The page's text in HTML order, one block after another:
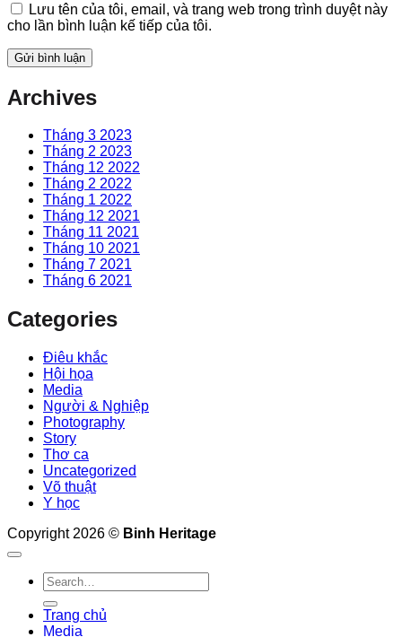
Lưu tên của tôi, email, và trang web trong trình duyệt này
cho lần bình luận kế tiếp của tôi.
Archives
Tháng 3 2023
Tháng 2 2023
Tháng 12 2022
Tháng 2 2022
Tháng 1 2022
Tháng 12 2021
Tháng 11 2021
Tháng 10 2021
Tháng 7 2021
Tháng 6 2021
Categories
Điêu khắc
Hội họa
Media
Người & Nghiệp
Photography
Story
Thơ ca
Uncategorized
Võ thuật
Y học
Copyright 2026 © Binh Heritage
Trang chủ
Media